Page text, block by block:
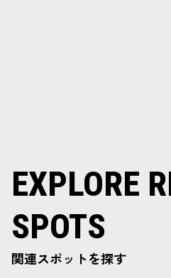
EXPLORE
SPOTS
関連スポットを探す